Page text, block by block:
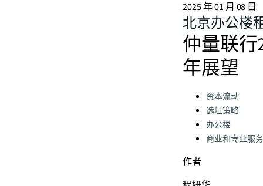
2025 年 01 月 08 日
北京办公楼
仲量联行
年展望
Categories:
资本流动
选址策略
办公楼
商业和专业服务
作者